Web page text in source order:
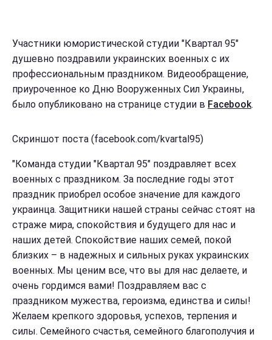
Участники юмористической студии "Квартал 95"
душевно поздравили украинских военных с их
профессиональным праздником. Видеообращение,
приуроченное ко Дню Вооруженных Сил Украины,
было опубликовано на странице студии в Facebook.
Скриншот поста (facebook.com/kvartal95)
"Команда студии "Квартал 95" поздравляет всех
военных с праздником. За последние годы этот
праздник приобрел особое значение для каждого
украинца. Защитники нашей страны сейчас стоят на
страже мира, спокойствия и будущего для нас и
наших детей. Спокойствие наших семей, покой
близких – в надежных и сильных руках украинских
военных. Мы ценим все, что вы для нас делаете, и
очень гордимся вами! Поздравляем вас с
праздником мужества, героизма, единства и силы!
Желаем крепкого здоровья, успехов, терпения и
силы. Семейного счастья, семейного благополучия и